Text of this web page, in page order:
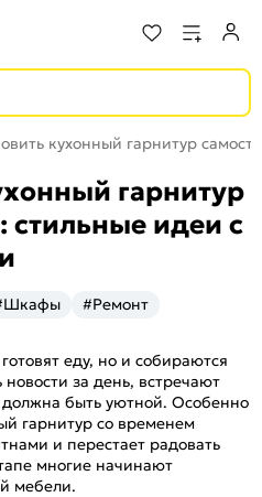
кухонный гарнитур
гарнитур
стильные идеи с
#Ремонт
еду, но и собираются
за день, встречают
должна быть уютной. Особенно
гарнитур со временем
и перестает радовать
многие начинают
мебели.